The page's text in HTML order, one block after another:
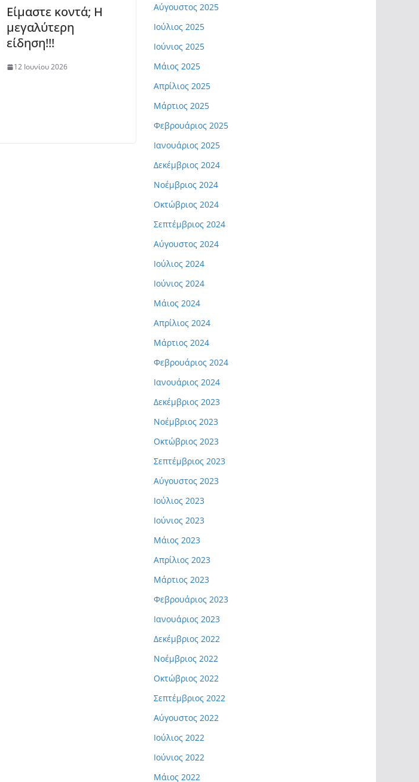
Είμαστε κοντά; Η
μεγαλύτερη
είδηση!!!
12 Ιουνίου 2026
Αύγουστος 2025
Ιούλιος 2025
Ιούνιος 2025
Μάιος 2025
Απρίλιος 2025
Μάρτιος 2025
Φεβρουάριος 2025
Ιανουάριος 2025
Δεκέμβριος 2024
Νοέμβριος 2024
Οκτώβριος 2024
Σεπτέμβριος 2024
Αύγουστος 2024
Ιούλιος 2024
Ιούνιος 2024
Μάιος 2024
Απρίλιος 2024
Μάρτιος 2024
Φεβρουάριος 2024
Ιανουάριος 2024
Δεκέμβριος 2023
Νοέμβριος 2023
Οκτώβριος 2023
Σεπτέμβριος 2023
Αύγουστος 2023
Ιούλιος 2023
Ιούνιος 2023
Μάιος 2023
Απρίλιος 2023
Μάρτιος 2023
Φεβρουάριος 2023
Ιανουάριος 2023
Δεκέμβριος 2022
Νοέμβριος 2022
Οκτώβριος 2022
Σεπτέμβριος 2022
Αύγουστος 2022
Ιούλιος 2022
Ιούνιος 2022
Μάιος 2022